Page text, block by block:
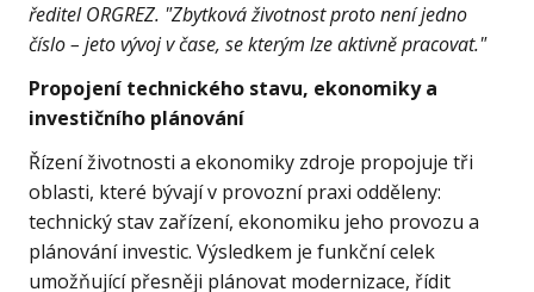
ředitel ORGREZ. "Zbytková životnost proto není jedno
číslo – jeto vývoj v čase, se kterým lze aktivně pracovat."
Propojení technického stavu, ekonomiky a
investičního plánování
Řízení životnosti a ekonomiky zdroje propojuje tři
oblasti, které bývají v provozní praxi odděleny:
technický stav zařízení, ekonomiku jeho provozu a
plánování investic. Výsledkem je funkční celek
umožňující přesněji plánovat modernizace, řídit